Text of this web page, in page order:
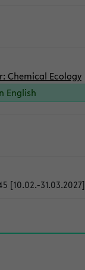
Chemical Ecology
English
[10.02.-31.03.2027]